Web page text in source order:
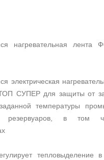
нагревательная лента
электрическая
СУПЕР для защиты от
температуры
резервуаров, в том
тепловыделение